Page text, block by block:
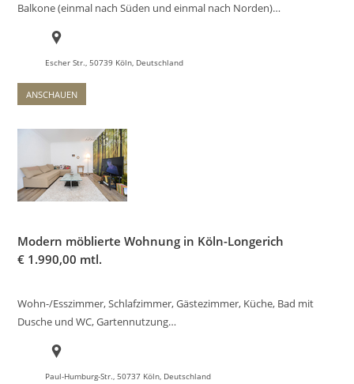
Balkone (einmal nach Süden und einmal nach Norden)…
Escher Str., 50739 Köln, Deutschland
ANSCHAUEN
Modern möblierte Wohnung in Köln-Longerich
€ 1.990,00 mtl.
Wohn-/Esszimmer, Schlafzimmer, Gästezimmer, Küche, Bad mit
Dusche und WC, Gartennutzung…
Paul-Humburg-Str., 50737 Köln, Deutschland